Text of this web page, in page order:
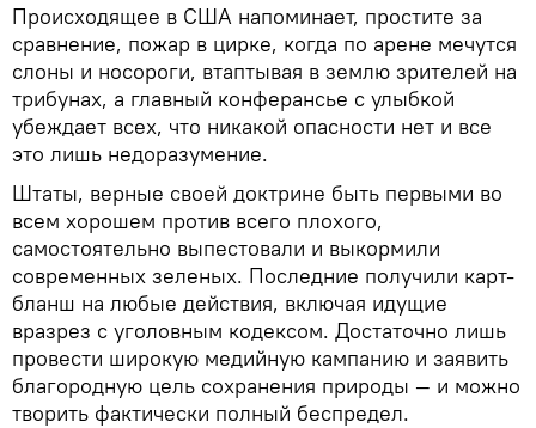
Происходящее в США напоминает, простите за
сравнение, пожар в цирке, когда по арене мечутся
слоны и носороги, втаптывая в землю зрителей на
трибунах, а главный конферансье с улыбкой
убеждает всех, что никакой опасности нет и все
это лишь недоразумение.
Штаты, верные своей доктрине быть первыми во
всем хорошем против всего плохого,
самостоятельно выпестовали и выкормили
современных зеленых. Последние получили карт-
бланш на любые действия, включая идущие
вразрез с уголовным кодексом. Достаточно лишь
провести широкую медийную кампанию и заявить
благородную цель сохранения природы — и можно
творить фактически полный беспредел.